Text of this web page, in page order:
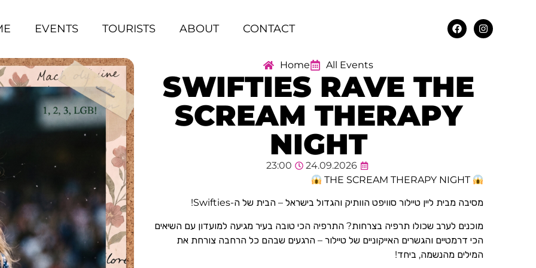
EVENTS TOURISTS ABOUT CONTACT
Home All Events
SWIFTIES RAVE THE
SCREAM THERAPY
NIGHT
24.09.2026
23:00
THE SCREAM THERAPY NIGHT
מסיבה מבית ליין טיילור סוויפט הוותיק והגדול בישראל – הבית של ה-Swifties!
מוכנים לערב שכולו תרפיה בצרחות? התרפיה הכי טובה בעיר מגיעה למועדון עם השיאים
הכי דרמטיים והגשרים האייקוניים של טיילור – הרגעים שבהם כל הרחבה צורחת את
המילים מהנשמה, ביחד!